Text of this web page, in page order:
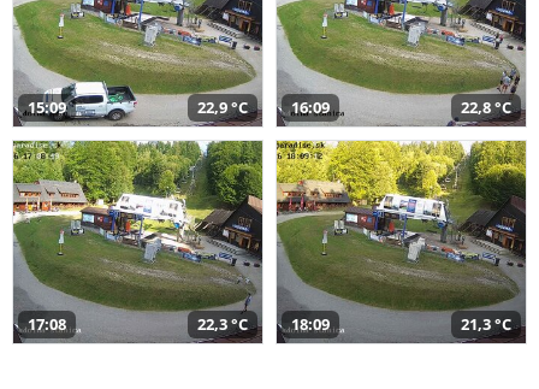
15:09 22,9 °C 16:09 22,8 °C
17:08 22,3 °C 18:09 21,3 °C